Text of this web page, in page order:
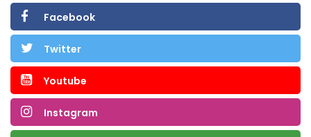
Facebook
Twitter
Youtube
Instagram